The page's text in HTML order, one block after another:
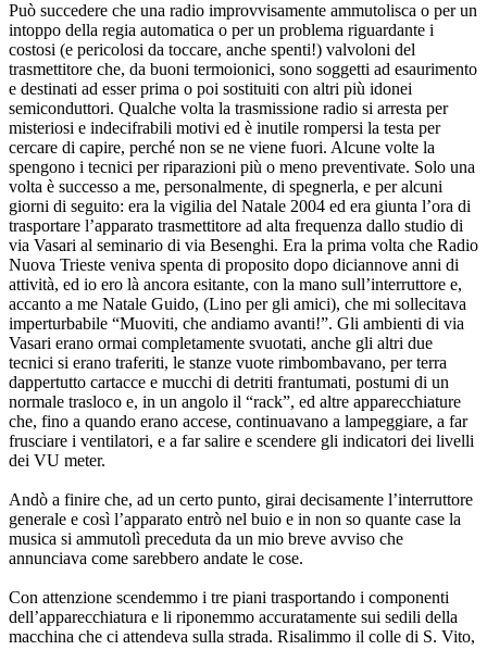
Può succedere che una radio improvvisamente ammutolisca o per un
intoppo della regia automatica o per un problema riguardante i
costosi (e pericolosi da toccare, anche spenti!) valvoloni del
trasmettitore che, da buoni termoionici, sono soggetti ad esaurimento
e destinati ad esser prima o poi sostituiti con altri più idonei
semiconduttori. Qualche volta la trasmissione radio si arresta per
misteriosi e indecifrabili motivi ed è inutile rompersi la testa per
cercare di capire, perché non se ne viene fuori. Alcune volte la
spengono i tecnici per riparazioni più o meno preventivate. Solo una
volta è successo a me, personalmente, di spegnerla, e per alcuni
giorni di seguito: era la vigilia del Natale 2004 ed era giunta l’ora di
trasportare l’apparato trasmettitore ad alta frequenza dallo studio di
via Vasari al seminario di via Besenghi. Era la prima volta che Radio
Nuova Trieste veniva spenta di proposito dopo diciannove anni di
attività, ed io ero là ancora esitante, con la mano sull’interruttore e,
accanto a me Natale Guido, (Lino per gli amici), che mi sollecitava
imperturbabile “Muoviti, che andiamo avanti!”. Gli ambienti di via
Vasari erano ormai completamente svuotati, anche gli altri due
tecnici si erano traferiti, le stanze vuote rimbombavano, per terra
dappertutto cartacce e mucchi di detriti frantumati, postumi di un
normale trasloco e, in un angolo il “rack”, ed altre apparecchiature
che, fino a quando erano accese, continuavano a lampeggiare, a far
frusciare i ventilatori, e a far salire e scendere gli indicatori dei livelli
dei VU meter.
Andò a finire che, ad un certo punto, girai decisamente l’interruttore
generale e così l’apparato entrò nel buio e in non so quante case la
musica si ammutolì preceduta da un mio breve avviso che
annunciava come sarebbero andate le cose.
Con attenzione scendemmo i tre piani trasportando i componenti
dell’apparecchiatura e li riponemmo accuratamente sui sedili della
macchina che ci attendeva sulla strada. Risalimmo il colle di S. Vito,